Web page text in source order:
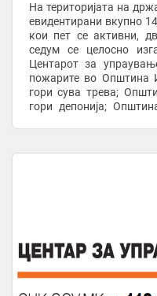
На територијата на
евидентирани вкупно
кои пет се активни,
седум се целосно
Центарот за
пожарите во Општина
гори сува трева;
гори депонија;